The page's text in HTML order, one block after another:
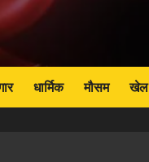
धार्मिक मौसम खेल